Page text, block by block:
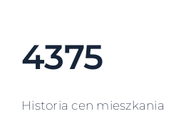
4375
Historia cen mieszkania